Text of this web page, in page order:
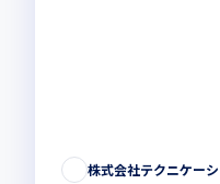
株式会社テクニケー